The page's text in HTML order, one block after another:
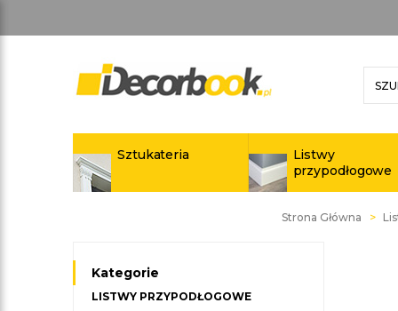
Sztukateria
Listwy
przypodłogowe
Strona Główna
Kategorie
LISTWY PRZYPODŁOGOWE